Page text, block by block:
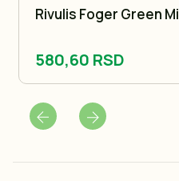
Rivulis Foger Green
580,60 RSD